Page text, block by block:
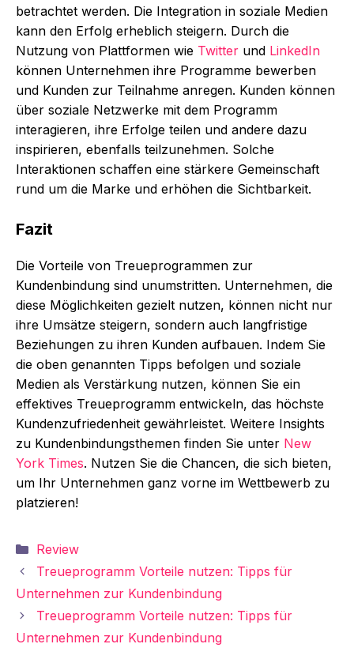
betrachtet werden. Die Integration in soziale Medien
kann den Erfolg erheblich steigern. Durch die
Nutzung von Plattformen wie Twitter und LinkedIn
können Unternehmen ihre Programme bewerben
und Kunden zur Teilnahme anregen. Kunden können
über soziale Netzwerke mit dem Programm
interagieren, ihre Erfolge teilen und andere dazu
inspirieren, ebenfalls teilzunehmen. Solche
Interaktionen schaffen eine stärkere Gemeinschaft
rund um die Marke und erhöhen die Sichtbarkeit.
Fazit
Die Vorteile von Treueprogrammen zur
Kundenbindung sind unumstritten. Unternehmen, die
diese Möglichkeiten gezielt nutzen, können nicht nur
ihre Umsätze steigern, sondern auch langfristige
Beziehungen zu ihren Kunden aufbauen. Indem Sie
die oben genannten Tipps befolgen und soziale
Medien als Verstärkung nutzen, können Sie ein
effektives Treueprogramm entwickeln, das höchste
Kundenzufriedenheit gewährleistet. Weitere Insights
zu Kundenbindungsthemen finden Sie unter New
York Times. Nutzen Sie die Chancen, die sich bieten,
um Ihr Unternehmen ganz vorne im Wettbewerb zu
platzieren!
Categories
Review
Treueprogramm Vorteile nutzen: Tipps für
Unternehmen zur Kundenbindung
Treueprogramm Vorteile nutzen: Tipps für
Unternehmen zur Kundenbindung